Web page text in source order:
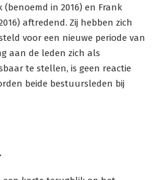
in 2016) en Frank
aftredend. Zij hebben zich
voor een nieuwe periode van
aan de leden zich als
te stellen, is geen reactie
beide bestuursleden bij